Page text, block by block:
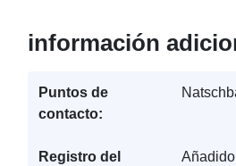
información
Puntos de
contacto:
Registro del